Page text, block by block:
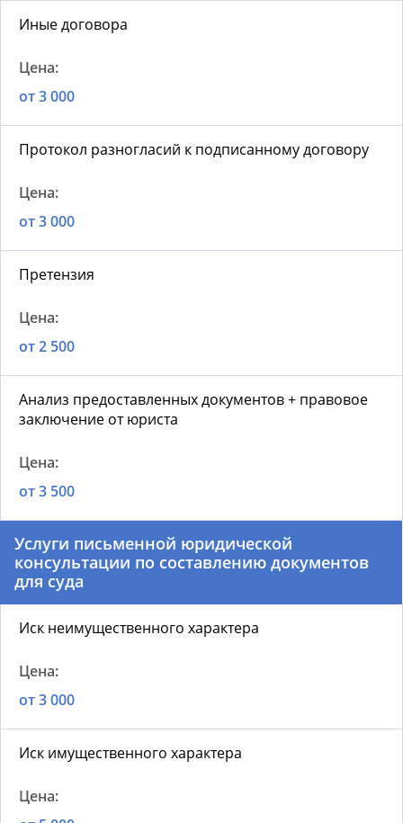
Иные договора
от 3 000
Протокол разногласий к подписанному договору
от 3 000
Претензия
от 2 500
Анализ предоставленных документов + правовое
заключение от юриста
от 3 500
Услуги письменной юридической
консультации по составлению документов
для суда
Иск неимущественного характера
от 3 000
Иск имущественного характера